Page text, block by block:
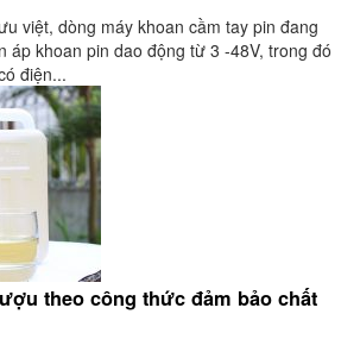
việt, dòng máy khoan cầm tay pin đang
áp khoan pin dao động từ 3 -48V, trong đó
điện...
theo công thức đảm bảo chất